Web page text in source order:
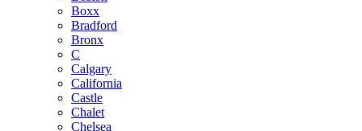
Boxx
Bradford
Bronx
C
Calgary
California
Castle
Chalet
Chelsea